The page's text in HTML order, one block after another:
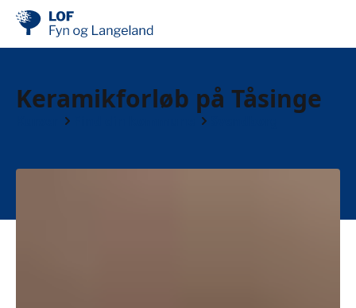
Keramikforløb på Tåsinge